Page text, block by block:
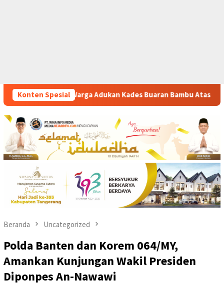
Konten Spesial
Buaran Bambu Atas Dugaan Pungutan Liar Pengurusan PM
Beranda Uncategorized
Polda Banten dan Korem 064/MY,
Amankan Kunjungan Wakil Presiden
Diponpes An-Nawawi